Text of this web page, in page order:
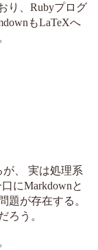
り、Rubyプログ
もLaTeXへ
、 実は処理系
にMarkdownと
題が存在する。
ろう。